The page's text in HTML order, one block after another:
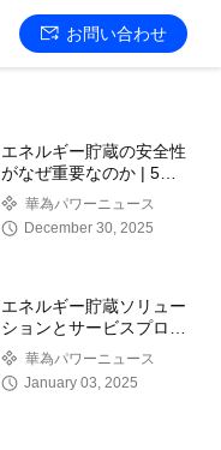
お問い合わせ
エネルギー貯蔵の安全性
がなぜ重要なのか | 5層
の保護華為パワーニュース
December 30, 2025
エネルギー貯蔵ソリュー
ションとサービスプロバ
イダー HUA パワーアウ
トドア オールインワン
キャビネット ESS
華為パワーニュース
January 03, 2025